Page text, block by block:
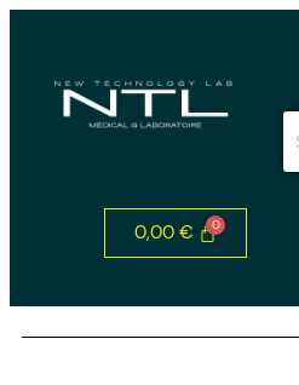
0,00 €